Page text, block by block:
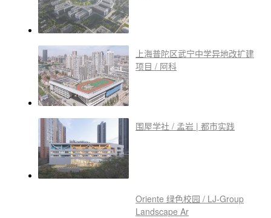
上海普陀区武宁中学异地改扩建
项目 / 阿科
围屋学社 / 孟岩 | 都市实践
Oriente 绿色校园 / LJ-Group
Landscape Ar